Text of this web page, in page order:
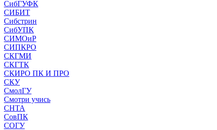
СибГУФК
СИБИТ
Сибстрин
СибУПК
СИМОиР
СИПКРО
СКГМИ
СКГТК
СКИРО ПК И ПРО
СКУ
СмолГУ
Смотри учись
СНТА
СовПК
СОГУ